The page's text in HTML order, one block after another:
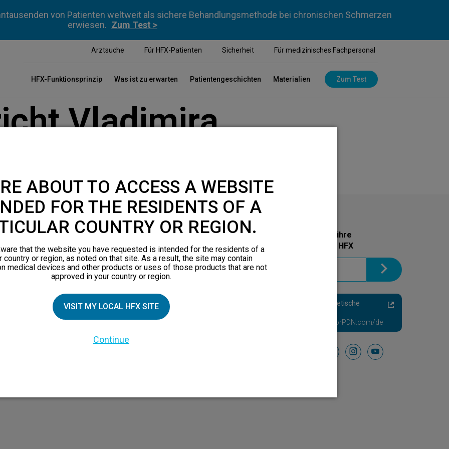
von Patienten weltweit als sichere Behandlungsmethode bei chronischen Schmerzen
erwiesen. Zum Test >
Arztsuche Für HFX-Patienten Sicherheit Für medizinisches Fachpersonal
HFX-Funktionsprinzip Was ist zu erwarten Patientengeschichten Materialien Zum Test
Vladimira
Sicherheitsinformationen
Für HFX-Patienten
Holen Sie sich noch heute ihre
Informationsbroschüre zu HFX
Schmerzhafte Diabetische
Besuchen Sie HFXforPDN.com/de
facebookinstagramyoutube
ABOUT TO ACCESS A WEBSITE
FOR THE RESIDENTS OF A
COUNTRY OR REGION.
that the website you have requested is intended for the residents of a
country or region, as noted on that site. As a result, the site may contain
medical devices and other products or uses of those products that are not
approved in your country or region.
VISIT MY LOCAL HFX SITE
Continue